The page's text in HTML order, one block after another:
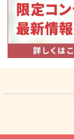
よく贈られる花